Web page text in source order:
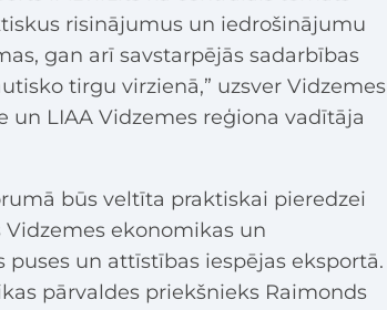
risinājumus un iedrošinājumu
gan arī savstarpējās sadarbības
tirgu virzienā,” uzsver Vidzemes
LIAA Vidzemes reģiona vadītāja
būs veltīta praktiskai pieredzei
ekonomikas un
un attīstības iespējas eksportā.
pārvaldes priekšnieks Raimonds